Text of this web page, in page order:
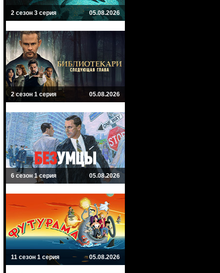
2 сезон 3 серия 05.08.2026
2 сезон 1 серия 05.08.2026
6 сезон 1 серия 05.08.2026
11 сезон 1 серия 05.08.2026